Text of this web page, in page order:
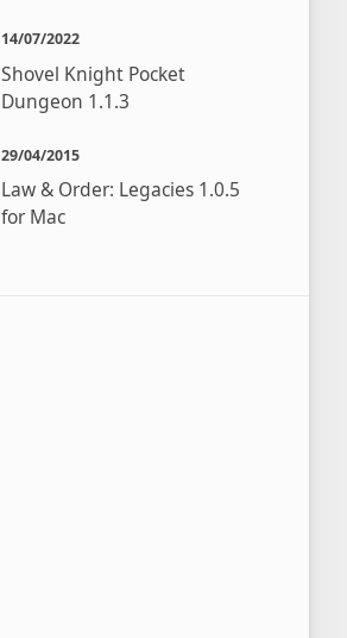
14/07/2022
Shovel Knight Pocket
Dungeon 1.1.3
29/04/2015
Law & Order: Legacies 1.0.5
for Mac